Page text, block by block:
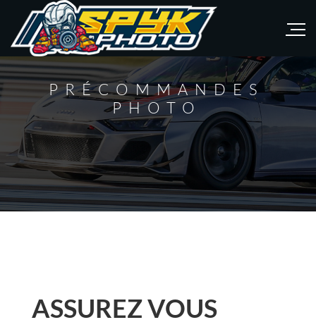
PRÉCOMMANDES
PHOTO
ASSUREZ VOUS